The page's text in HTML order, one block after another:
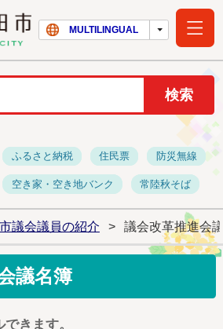
常陸太田市ホー
MULTILINGUAL
ふるさと納税 住民票 防災無線
空き家・空き地バンク 常陸秋そば
市議会議員の紹介 > 議会改革推進会
議名簿
きます。